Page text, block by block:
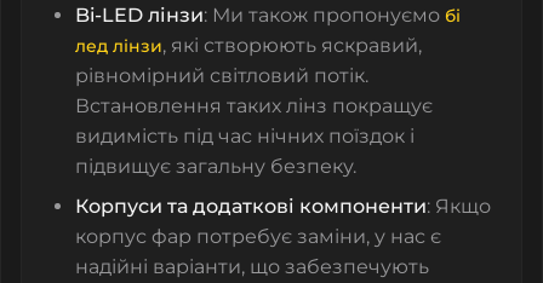
Bi-LED лінзи: Ми також пропонуємо бі
лед лінзи, які створюють яскравий,
рівномірний світловий потік.
Встановлення таких лінз покращує
видимість під час нічних поїздок і
підвищує загальну безпеку.
Корпуси та додаткові компоненти: Якщо
корпус фар потребує заміни, у нас є
надійні варіанти, що забезпечують